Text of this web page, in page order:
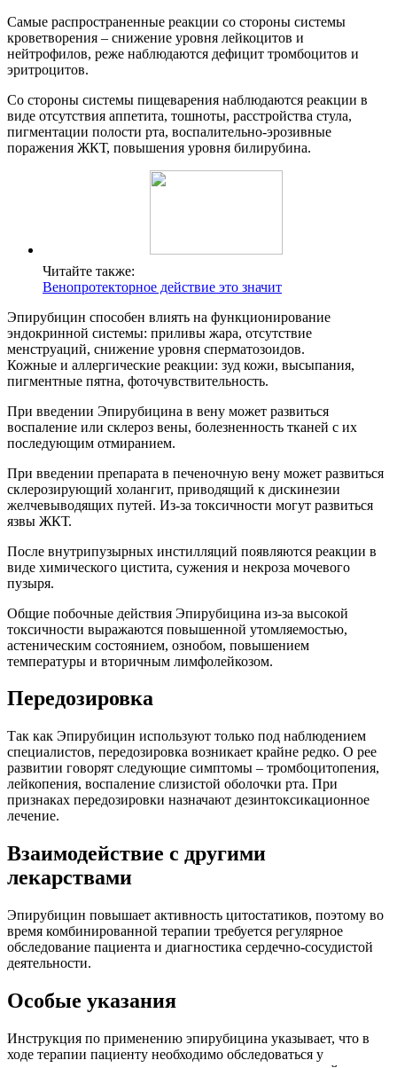
Самые распространенные реакции со стороны системы
кроветворения – снижение уровня лейкоцитов и
нейтрофилов, реже наблюдаются дефицит тромбоцитов и
эритроцитов.
Со стороны системы пищеварения наблюдаются реакции в
виде отсутствия аппетита, тошноты, расстройства стула,
пигментации полости рта, воспалительно-эрозивные
поражения ЖКТ, повышения уровня билирубина.
Читайте также:
Венопротекторное действие это значит
Эпирубицин способен влиять на функционирование
эндокринной системы: приливы жара, отсутствие
менструаций, снижение уровня сперматозоидов.
Кожные и аллергические реакции: зуд кожи, высыпания,
пигментные пятна, фоточувствительность.
При введении Эпирубицина в вену может развиться
воспаление или склероз вены, болезненность тканей с их
последующим отмиранием.
При введении препарата в печеночную вену может развиться
склерозирующий холангит, приводящий к дискинезии
желчевыводящих путей. Из-за токсичности могут развиться
язвы ЖКТ.
После внутрипузырных инстилляций появляются реакции в
виде химического цистита, сужения и некроза мочевого
пузыря.
Общие побочные действия Эпирубицина из-за высокой
токсичности выражаются повышенной утомляемостью,
астеническим состоянием, ознобом, повышением
температуры и вторичным лимфолейкозом.
Передозировка
Так как Эпирубицин используют только под наблюдением
специалистов, передозировка возникает крайне редко. О рее
развитии говорят следующие симптомы – тромбоцитопения,
лейкопения, воспаление слизистой оболочки рта. При
признаках передозировки назначают дезинтоксикационное
лечение.
Взаимодействие с другими
лекарствами
Эпирубицин повышает активность цитостатиков, поэтому во
время комбинированной терапии требуется регулярное
обследование пациента и диагностика сердечно-сосудистой
деятельности.
Особые указания
Инструкция по применению эпирубицина указывает, что в
ходе терапии пациенту необходимо обследоваться у